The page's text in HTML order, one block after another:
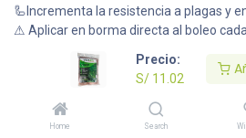
Precio:
S/ 11.02
Home Search
🦾Incrementa la resistencia a plagas y
⚠ Aplicar en borma directa al boleo
11.02
Añadir al